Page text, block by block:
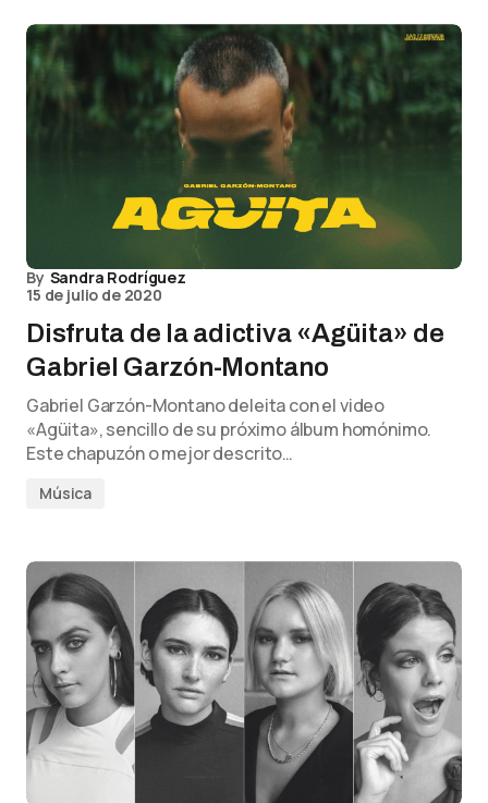
By Sandra Rodríguez
15 de julio de 2020
Disfruta de la adictiva «Agüita» de
Gabriel Garzón-Montano
Gabriel Garzón-Montano deleita con el video
«Agüita», sencillo de su próximo álbum homónimo.
Este chapuzón o mejor descrito…
Música